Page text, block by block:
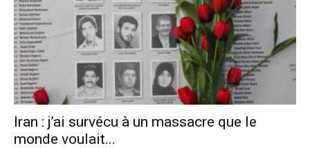
Iran : j’ai survécu à un massacre que le
monde voulait...